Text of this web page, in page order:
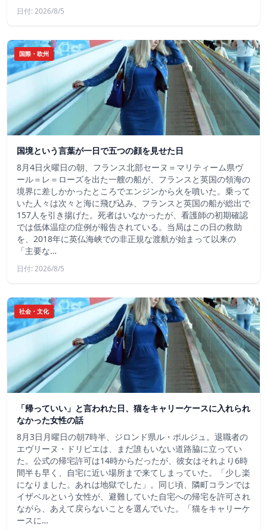
日付: 2026/8/5
国際・欧州
国境という言葉が一日で五つの顔を見せた日
8月4日火曜日の朝、フランス北部セーヌ＝マリティーム県ヴ
ール＝レ＝ローズを出た一艘の船が、フランスと英国の領海の
境界に差しかかったところでエンジンから火を噴いた。乗って
いた人々は次々と海に飛び込み、フランスと英国の船が総出で
157人を引き揚げた。死者はいなかったが、看護師の初期確認
では低体温症の症例が報告されている。当局はこの日の救助
を、2018年に英仏海峡での非正規な渡航が始まって以来の
「主要な…
日付: 2026/8/5
社会・文化
「帰っていい」と言われた日、猫をキャリーケースに入れられ
なかった女性の話
8月3日月曜日の朝7時半、ジロンド県ル・ポルジュ。退職者の
エヴリーヌ・ドリビエは、まだ誰もいない道路脇に立ってい
た。公式の帰宅許可は14時からだったが、彼女はそれより6時
間半も早く、自宅に近い場所まで来てしまっていた。「少し楽
になりました。あれは地獄でした」。同じ頃、隣町コランでは
イザベルという女性が、避難していた自宅への帰宅を許可され
ながら、あえて戻らないことを選んでいた。「猫をキャリーケ
ースに…